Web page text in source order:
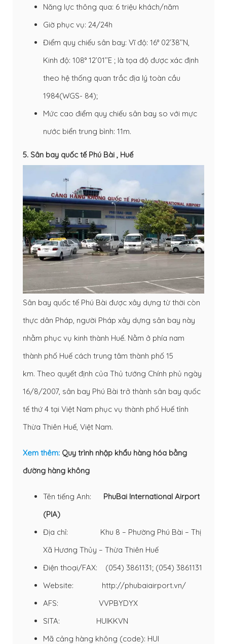
Năng lực thông qua: 6 triệu khách/năm
Giờ phục vụ: 24/24h
Điểm quy chiếu sân bay: Vĩ độ: 16° 02’38’’N,
Kinh độ: 108° 12’01’’E ; là tọa độ được xác định
theo hệ thống quan trắc địa lý toàn cầu
1984(WGS- 84);
Mức cao điểm quy chiếu sân bay so với mực
nước biển trung bình: 11m.
5. Sân bay quốc tế Phú Bài , Huế
Sân bay quốc tế Phú Bài được xây dựng từ thời còn
thực dân Pháp, người Pháp xây dựng sân bay này
nhằm phục vụ kinh thành Huế. Nằm ở phía nam
thành phố Huế cách trung tâm thành phố 15
km. Theo quyết định của Thủ tướng Chính phủ ngày
16/8/2007, sân bay Phú Bài trở thành sân bay quốc
tế thứ 4 tại Việt Nam phục vụ thành phố Huế tỉnh
Thừa Thiên Huế, Việt Nam.
Xem thêm: Quy trình nhập khẩu hàng hóa bằng
đường hàng không
Tên tiếng Anh:
PhuBai International Airport
(PIA)
Địa chỉ: Khu 8 – Phường Phú Bài – Thị
Xã Hương Thủy – Thừa Thiên Huế
Điện thoại/FAX: (054) 3861131; (054) 3861131
Website: http://phubaiairport.vn/
AFS: VVPBYDYX
SITA: HUIKKVN
Mã cảng hàng không (code): HUI